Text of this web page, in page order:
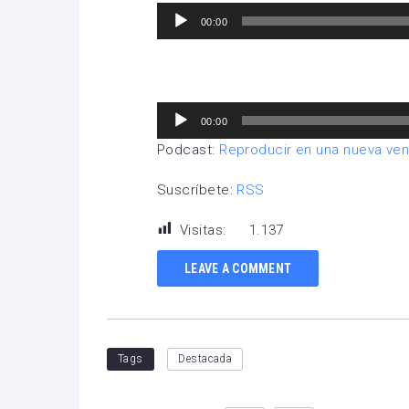
Reproductor
00:00
Reproductor
audio
00:00
Podcast: Reproducir en una nueva
Suscríbete: RSS
Visitas: 1.137
LEAVE A COMMENT
Tags Destacada